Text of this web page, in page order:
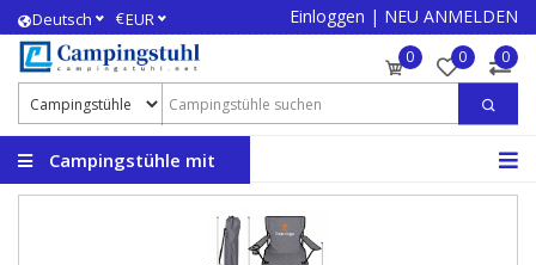
Deutsch €EUR Einloggen | NEU ANMELDEN
0 0 0
Campingstühle mit